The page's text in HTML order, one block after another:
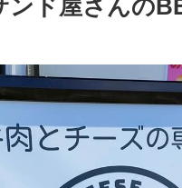
ンド屋さんの